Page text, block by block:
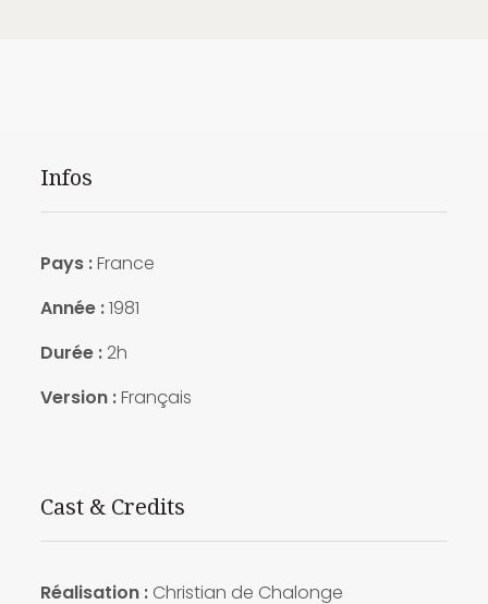
Infos
Pays :France
Année :1981
Durée : 2h
Version :Français
Cast & Credits
Réalisation : Christian de Chalonge